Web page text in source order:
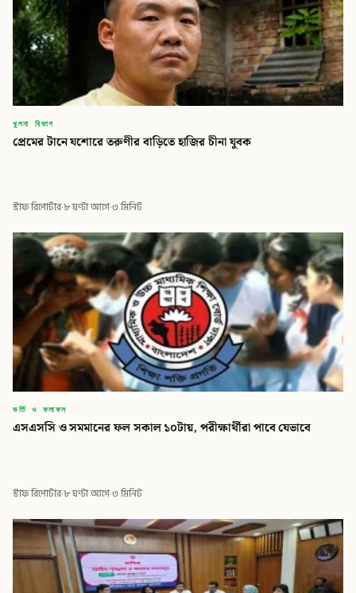
খুলনা বিভাগ
প্রেমের টানে যশোরে তরুণীর বাড়িতে হাজির চীনা যুবক
স্টাফ রিপোর্টার·৮ ঘণ্টা আগে·৩ মিনিট
ভর্তি ও ফলাফল
এসএসসি ও সমমানের ফল সকাল ১০টায়, পরীক্ষার্থীরা পাবে যেভাবে
স্টাফ রিপোর্টার·৮ ঘণ্টা আগে·৩ মিনিট